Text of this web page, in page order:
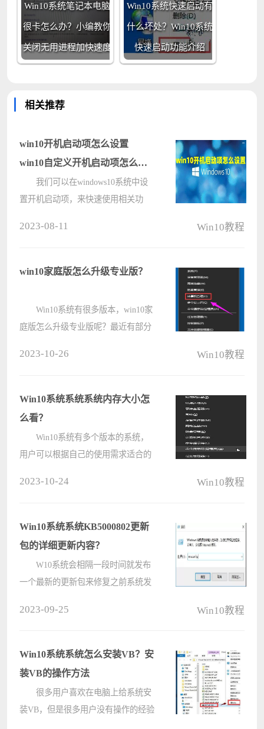
Win10系统笔记本电脑
很卡怎么办？小编教你
关闭无用进程加快速度
Win10系统快速启动有
什么坏处？Win10系统
快速启动功能介绍
相关推荐
win10开机启动项怎么设置
win10自定义开机启动项怎么添
加或关闭
我们可以在windows10系统中设
置开机启动项，来快速使用相关功
win10自定义开机启动项怎么添加或
2023-08-11 Win10教程
win10家庭版怎么升级专业版？
Win10系统有很多版本，win10家
庭版怎么升级专业版呢？最近有部分
win10家庭版升级专业版的具体操
作，分享????
2023-10-26 Win10教程
Win10系统系统系统内存大小怎
么看？
Win10系统有多个版本的系统，
用户可以根据自己的使用需求适合的
给大家查看的方法，希望可以帮到大
家。 ????
2023-10-24 Win10教程
Win10系统系统KB5000802更新
包的详细更新内容？
W10系统会相隔一段时间就发布
一个最新的更新包来修复之前系统发
下面给大家带来详细的介绍，希望可
以帮????
2023-09-25 Win10教程
Win10系统系统怎么安装VB？安
装VB的操作方法
很多用户喜欢在电脑上给系统安
装VB，但是很多用户没有操作的经验